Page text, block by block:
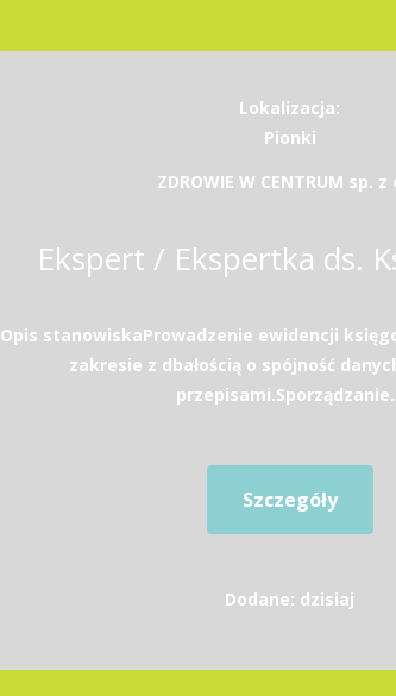
Lokalizacja:
Pionki
ZDROWIE W CENTRUM sp. z
Ekspert / Ekspertka ds.
Opis stanowiskaProwadzenie ewidencji
zakresie z dbałością o spójność
Szczegóły
Dodane: dzisiaj